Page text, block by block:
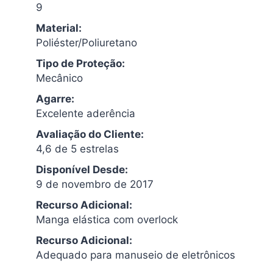
9
Material:
Poliéster/Poliuretano
Tipo de Proteção:
Mecânico
Agarre:
Excelente aderência
Avaliação do Cliente:
4,6 de 5 estrelas
Disponível Desde:
9 de novembro de 2017
Recurso Adicional:
Manga elástica com overlock
Recurso Adicional:
Adequado para manuseio de eletrônicos